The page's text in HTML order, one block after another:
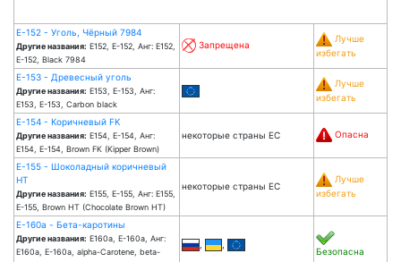
Е-152 - Уголь, Чёрный 7984
Другие названия: Е152, Е-152, Анг: E152,
E-152, Black 7984
Запрещена
Лучше
избегать
Е-153 - Древесный уголь
Другие названия: Е153, Е-153, Анг:
E153, E-153, Carbon black
Лучше
избегать
Е-154 - Коричневый FK
Другие названия: Е154, Е-154, Анг:
E154, E-154, Brown FK (Kipper Brown)
некоторые страны ЕС Опасна
Е-155 - Шоколадный коричневый
HT
Другие названия: Е155, Е-155, Анг: E155,
E-155, Brown HT (Chocolate Brown HT)
некоторые страны ЕС
Лучше
избегать
Е-160a - Бета-каротины
Другие названия: Е160а, Е-160а, Анг:
E160a, E-160a, alpha-Carotene, beta-
Безопасна